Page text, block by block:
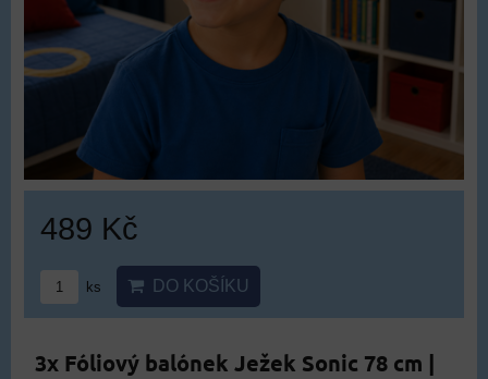
489 Kč
ks DO KOŠÍKU
3x Fóliový balónek Ježek Sonic 78 cm |